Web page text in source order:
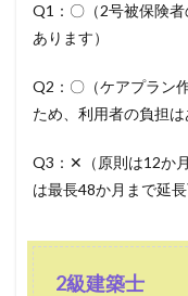
Q1：〇（2号被保険
あります）
Q2：〇（ケアプラン
ため、利用者の負担は
Q3：✕（原則は12か
は最長48か月まで延
2級建築士